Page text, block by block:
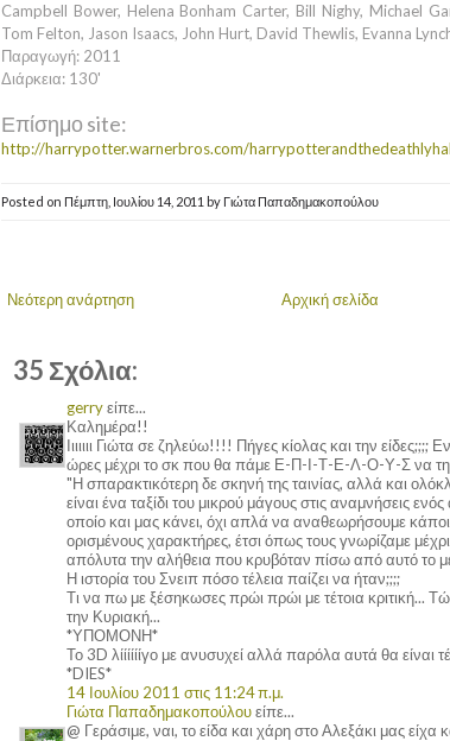
Campbell Bower, Helena Bonham Carter, Bill Nighy, Michael
Tom Felton, Jason Isaacs, John Hurt, David Thewlis, Evanna
Παραγωγή: 2011
Διάρκεια: 130'
Επίσημο site:
http://harrypotter.warnerbros.com/
Posted on Πέμπτη, Ιουλίου 14, 2011 by Γιώτα Παπαδημακοπούλου
Νεότερη ανάρτηση Αρχική σελίδα
35 Σχόλια:
gerryείπε...
Καλημέρα!!
Ιιιιιιι Γιώτα σε ζηλεύω!!!! Πήγες κίολας και την
ώρες μέχρι το σκ που θα πάμε Ε-Π-Ι-Τ-Ε-Λ-Ο-Υ-Σ να
"Η σπαρακτικότερη δε σκηνή της ταινίας, αλλά και
είναι ένα ταξίδι του μικρού μάγους στις αναμνήσεις
οποίο και μας κάνει, όχι απλά να αναθεωρήσουμε
ορισμένους χαρακτήρες, έτσι όπως τους γνωρίζαμε
απόλυτα την αλήθεια που κρυβόταν πίσω από αυτό το
Η ιστορία του Σνειπ πόσο τέλεια παίζει να ήταν;;;;
Τι να πω με ξέσηκωσες πρώι πρώι με τέτοια κριτική...
την Κυριακή...
*ΥΠΟΜΟΝΗ*
Το 3D λίίίίίίγο με ανυσυχεί αλλά παρόλα αυτά θα είναι
*DIES*
14 Ιουλίου 2011 στις 11:24 π.μ.
Γιώτα Παπαδημακοπούλουείπε...
@ Γεράσιμε, ναι, το είδα και χάρη στο Αλεξάκι μας είχα